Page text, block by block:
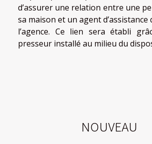
d’assurer une relation entre une
sa maison et un agent d’assistance
l’agence. Ce lien sera établi
presseur installé au milieu du
NOUVEAU